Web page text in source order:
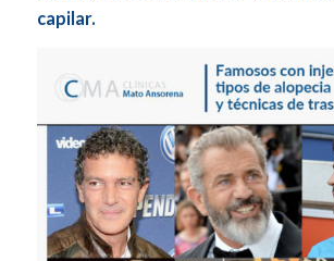
capilar.